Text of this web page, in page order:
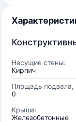
Несущие стены:
Кирпич
Площадь подвала,
0
Крыша:
Железобетонные